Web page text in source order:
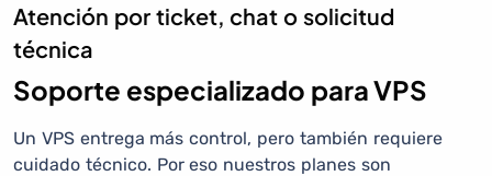
Atención por ticket, chat o solicitud
técnica
Soporte especializado para VPS
Un VPS entrega más control, pero también requiere
cuidado técnico. Por eso nuestros planes son